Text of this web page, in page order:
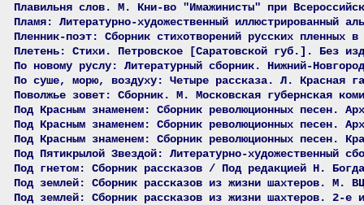
Плавильня слов. М. Кни-во "Имажинисты" при
Пламя: Литературно-художественный иллюстрированный
Пленник-поэт: Сборник стихотворений русских
Плетень: Стихи. Петровское [Саратовской губ.]. Без
По новому руслу: Литературный сборник. Нижний-
По суше, морю, воздуху: Четыре рассказа. Л. Красная
Поволжье зовет: Сборник. М. Московская губернская
Под Красным знаменем: Сборник революционных песен.
Под Красным знаменем: Сборник революционных песен.
Под Красным знаменем: Сборник революционных песен.
Под Пятикрылой Звездой: Литературно-художественный
Под гнетом: Сборник рассказов / Под редакцией Н.
Под землей: Сборник рассказов из жизни шахтеров. М.
Под землей: Сборник рассказов из жизни шахтеров. 2-е